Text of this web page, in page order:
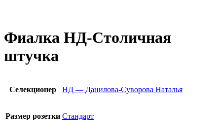
Фиалка НД-Столичная
штучка
Селекционер НД — Данилова-Суворова Наталья
Размер розетки Стандарт